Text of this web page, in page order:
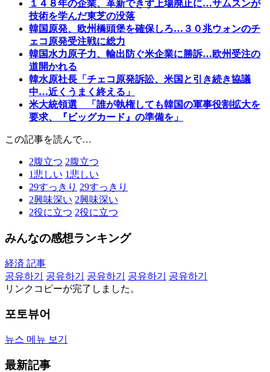
１４８年の企業、革新できず上場廃止に…サムスンが
技術を学んだ東芝の没落
韓国原発、欧州橋頭堡を確保しろ…３０兆ウォンのチ
ェコ原発受注戦に総力
韓国水力原子力、輸出防ぐ米企業に勝訴…欧州受注の
道開かれる
韓水原社長「チェコ原発訴訟、米国と引き続き協議
中…近くうまく終える」
米大統領選 「誰が執権しても韓国の軍事役割拡大を
要求、『ビッグカード』の準備を」
この記事を読んで…
2腹立つ 2腹立つ
1悲しい 1悲しい
29すっきり 29すっきり
2興味深い 2興味深い
2役に立つ 2役に立つ
みんなの感想ランキング
経済 記事
공유하기
공유하기 공유하기 공유하기
공유하기
リンクコピーが完了しました。
포토뷰어
뉴스 메뉴 보기
最新記事